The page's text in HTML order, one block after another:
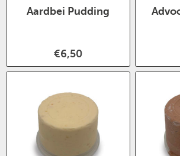
Aardbei Pudding
€6,50